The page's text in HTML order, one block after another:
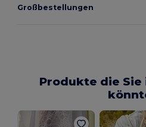
Großbestellungen
Produkte die